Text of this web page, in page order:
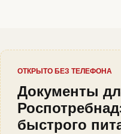
ОТКРЫТО БЕЗ ТЕЛЕФОНА
Документы
быстрого